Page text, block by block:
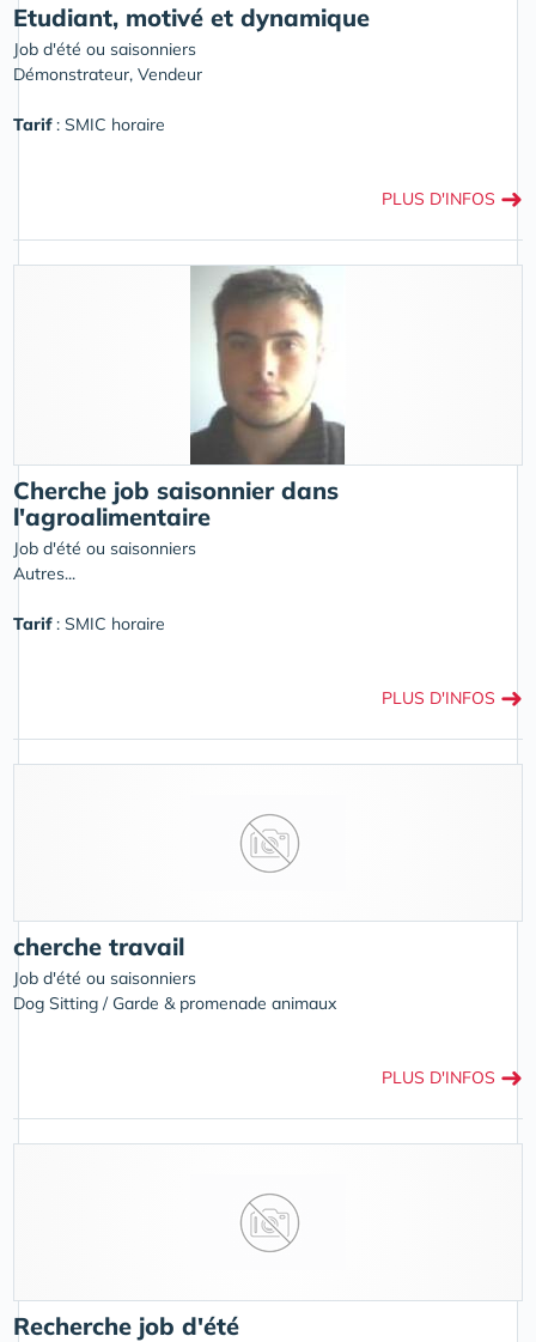
Etudiant, motivé et dynamique
Job d'été ou saisonniers
Démonstrateur, Vendeur
Tarif: SMIC horaire
PLUS D'INFOS ➜
Cherche job saisonnier dans
l'agroalimentaire
Job d'été ou saisonniers
Autres...
Tarif: SMIC horaire
PLUS D'INFOS ➜
cherche travail
Job d'été ou saisonniers
Dog Sitting / Garde & promenade animaux
PLUS D'INFOS ➜
Recherche job d'été